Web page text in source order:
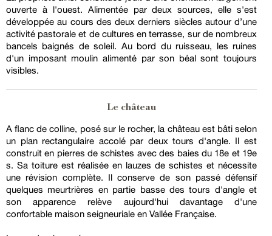
ouverte à l'ouest. Alimentée par deux sources, elle s'est
développée au cours des deux derniers siècles autour d’une
activité pastorale et de cultures en terrasse, sur de nombreux
bancels baignés de soleil. Au bord du ruisseau, les ruines
d'un imposant moulin alimenté par son béal sont toujours
visibles.
Le château
A flanc de colline, posé sur le rocher, la château est bâti selon
un plan rectangulaire accolé par deux tours d'angle. Il est
construit en pierres de schistes avec des baies du 18e et 19e
s. Sa toiture est réalisée en lauzes de schistes et nécessite
une révision complète. Il conserve de son passé défensif
quelques meurtrières en partie basse des tours d'angle et
son apparence relève aujourd'hui davantage d'une
confortable maison seigneuriale en Vallée Française.